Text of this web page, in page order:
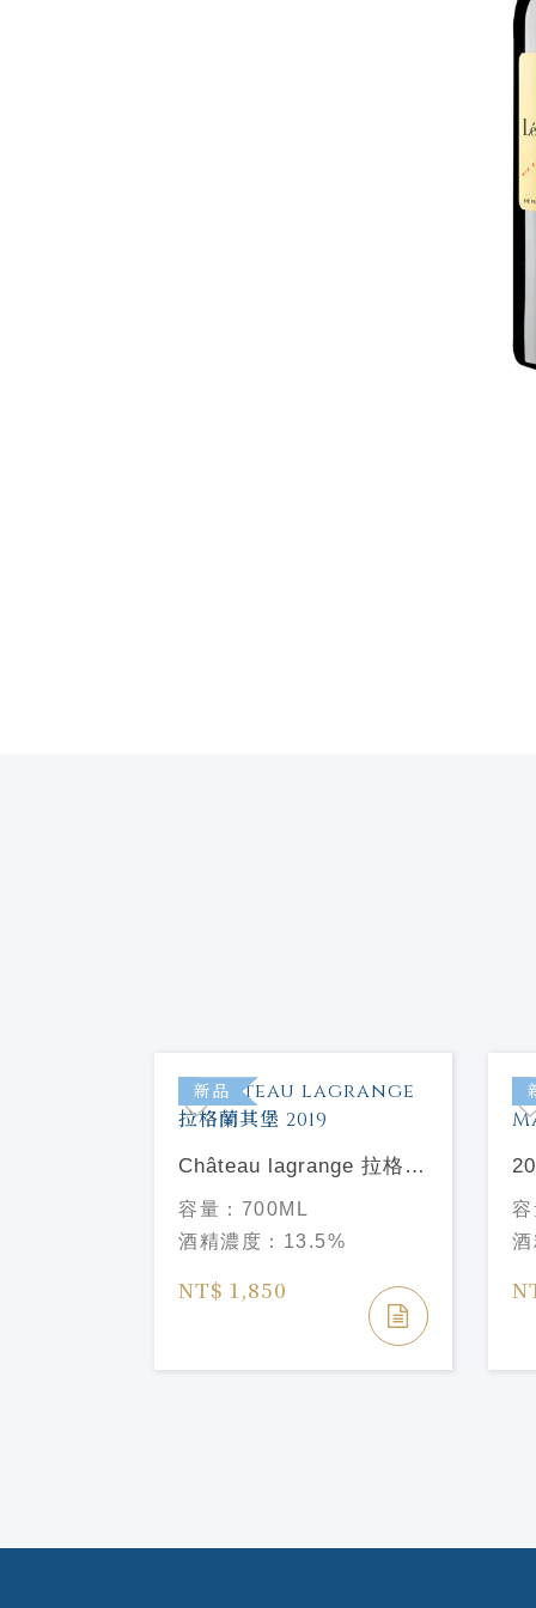
新品
Château lagrange 拉格蘭
其堡 2019
容量： 700ML
酒精濃度： 13.5%
NT$ 1,850